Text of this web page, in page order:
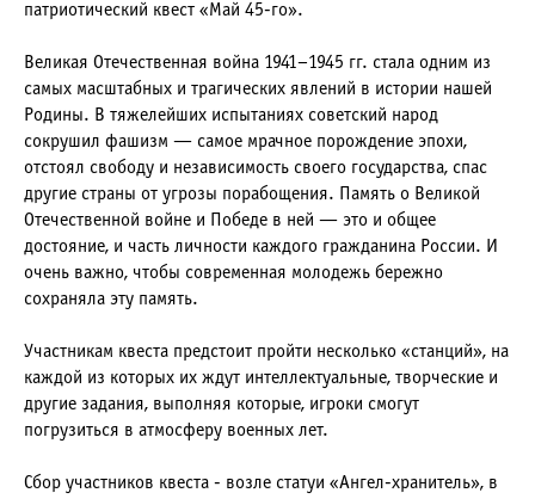
патриотический квест «Май 45-го».
Великая Отечественная война 1941–1945 гг. стала одним из
самых масштабных и трагических явлений в истории нашей
Родины. В тяжелейших испытаниях советский народ
сокрушил фашизм — самое мрачное порождение эпохи,
отстоял свободу и независимость своего государства, спас
другие страны от угрозы порабощения. Память о Великой
Отечественной войне и Победе в ней — это и общее
достояние, и часть личности каждого гражданина России. И
очень важно, чтобы современная молодежь бережно
сохраняла эту память.
Участникам квеста предстоит пройти несколько «станций», на
каждой из которых их ждут интеллектуальные, творческие и
другие задания, выполняя которые, игроки смогут
погрузиться в атмосферу военных лет.
Сбор участников квеста - возле статуи «Ангел-хранитель», в